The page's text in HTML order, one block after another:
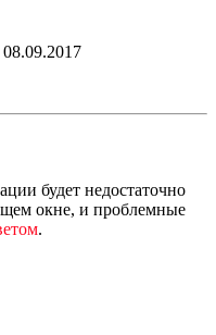
будет недостаточно
окне, и проблемные
.